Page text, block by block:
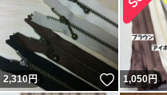
2,310円 いいね！
1,050円